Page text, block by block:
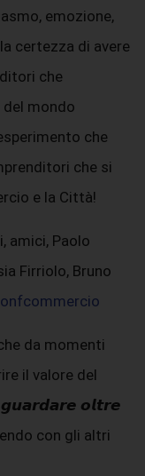
emozione,
certezza di avere
che
mondo
che
che si
e la Città!
amici, Paolo
Firriolo, Bruno
da momenti
il valore del
𝙤𝙡𝙩𝙧𝙚
con gli altri